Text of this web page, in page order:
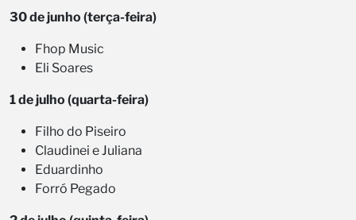
30 de junho (terça-feira)
Fhop Music
Eli Soares
1 de julho (quarta-feira)
Filho do Piseiro
Claudinei e Juliana
Eduardinho
Forró Pegado